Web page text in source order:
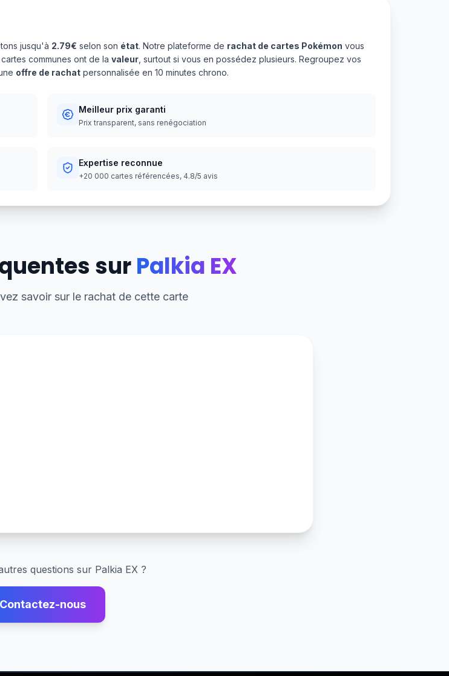
jusqu'à 2.79€ selon son état. Notre plateforme de rachat de cartes Pokémon vous
communes ont de la valeur , surtout si vous en possédez plusieurs. Regroupez vos
offre de rachat personnalisée en 10 minutes chrono.
Meilleur prix garanti
Prix transparent, sans renégociation
Expertise reconnue
+20 000 cartes référencées, 4.8/5 avis
sur Palkia EX
savoir sur le rachat de cette carte
questions sur Palkia EX?
Contactez-nous